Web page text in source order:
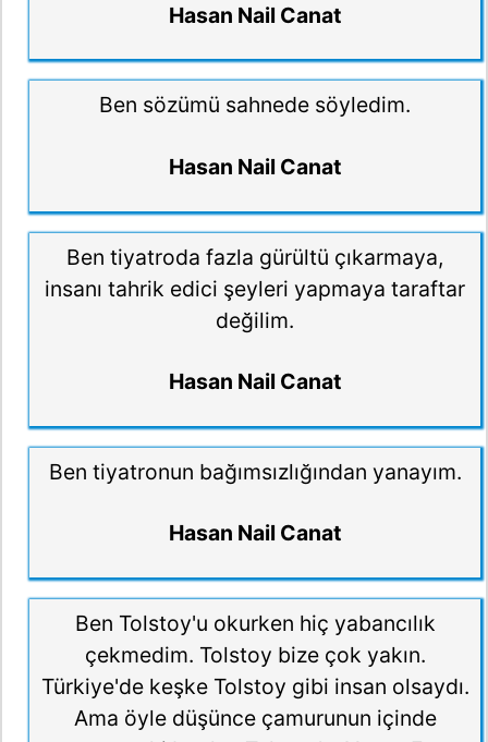
Hasan Nail Canat
Ben sözümü sahnede söyledim.
Hasan Nail Canat
Ben tiyatroda fazla gürültü çıkarmaya,
insanı tahrik edici şeyleri yapmaya taraftar
değilim.
Hasan Nail Canat
Ben tiyatronun bağımsızlığından yanayım.
Hasan Nail Canat
Ben Tolstoy'u okurken hiç yabancılık
çekmedim. Tolstoy bize çok yakın.
Türkiye'de keşke Tolstoy gibi insan olsaydı.
Ama öyle düşünce çamurunun içinde